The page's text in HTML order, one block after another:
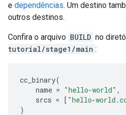
e dependências. Um destino
outros destinos.
Confira o arquivo BUILD no
tutorial/stage1/main :
cc_binary(
name = "hello-world" ,
srcs = [ "hello-
)